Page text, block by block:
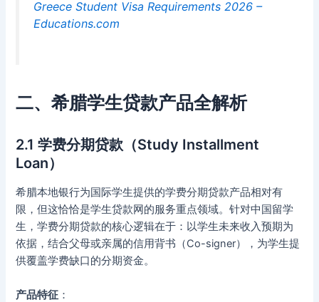
Greece Student Visa Requirements 2026 –
Educations.com
二、希腊学生贷款产品全解析
2.1 学费分期贷款（Study Installment
Loan）
希腊本地银行为国际学生提供的学费分期贷款产品相对有
限，但这恰恰是学生贷款网的服务重点领域。针对中国留学
生，学费分期贷款的核心逻辑在于：以学生未来收入预期为
依据，结合父母或亲属的信用背书（Co-signer），为学生提
供覆盖学费缺口的分期资金。
产品特征 ：